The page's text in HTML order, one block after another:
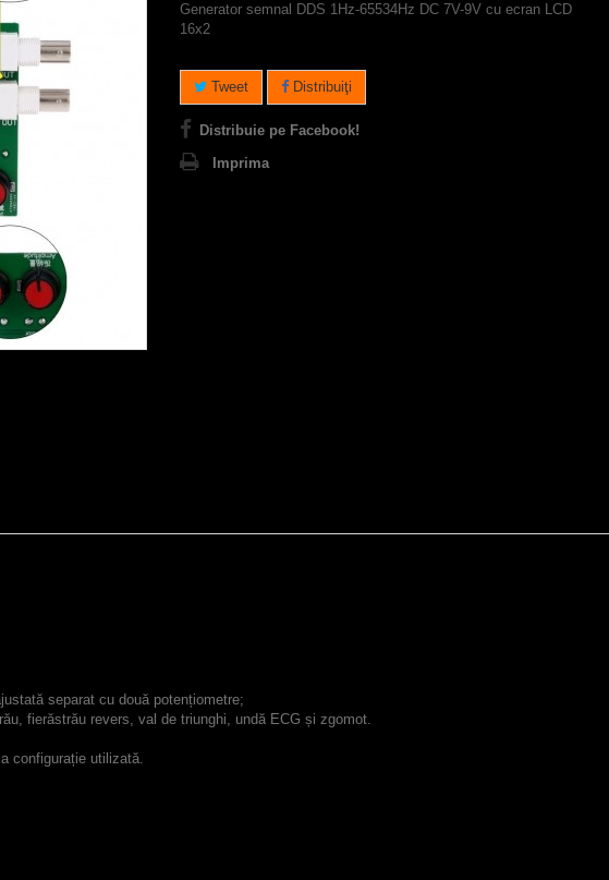
Generator semnal DDS 1Hz-65534Hz DC 7V-9V cu ecran LCD
16x2
Tweet Distribuiţi
Distribuie pe Facebook!
Imprima
separat cu două potențiometre;
fierăstrău revers, val de triunghi, undă ECG și zgomot.
configurație utilizată.